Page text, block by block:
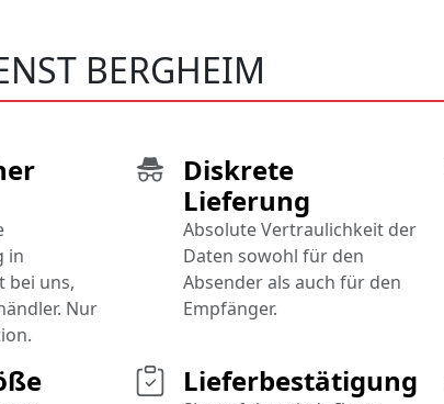
BERGHEIM
Diskrete
Lieferung
Absolute Vertraulichkeit der
Daten sowohl für den
Absender als auch für den
Empfänger.
in
bei uns,
Nur
Lieferbestätigung